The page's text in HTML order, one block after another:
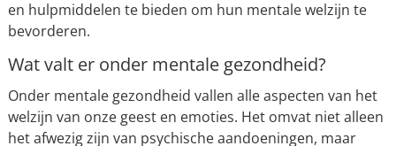
en hulpmiddelen te bieden om hun mentale welzijn te
bevorderen.
Wat valt er onder mentale gezondheid?
Onder mentale gezondheid vallen alle aspecten van het
welzijn van onze geest en emoties. Het omvat niet alleen
het afwezig zijn van psychische aandoeningen, maar